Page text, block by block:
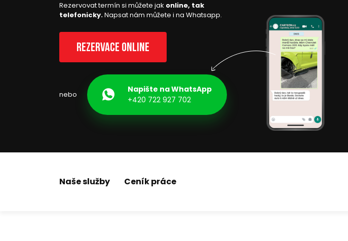
Rezervovat termín si můžete jak online, tak
telefonicky.Napsat nám můžete i na Whatsapp.
Rezervace online
nebo
Napište na WhatsApp
+420 722 927 702
Naše služby Ceník práce